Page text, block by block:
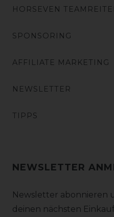
HORSEVEN
SPONSORING
AFFILIATE MARKETING
NEWSLETTER
TIPPS
NEWSLETTER
Newsletter abonnieren
deinen nächsten